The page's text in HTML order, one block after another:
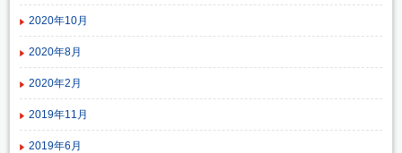
2020年10月
2020年8月
2020年2月
2019年11月
2019年6月